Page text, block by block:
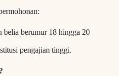
belia berumur 18 hingga 20
pengajian tinggi.